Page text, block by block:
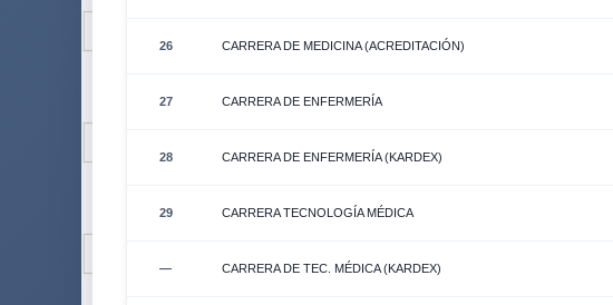
26 CARRERA DE MEDICINA (ACREDITACIÓN)
27 CARRERA DE ENFERMERÍA
28 CARRERA DE ENFERMERÍA (KARDEX)
29 CARRERA TECNOLOGÍA MÉDICA
— CARRERA DE TEC. MÉDICA (KARDEX)